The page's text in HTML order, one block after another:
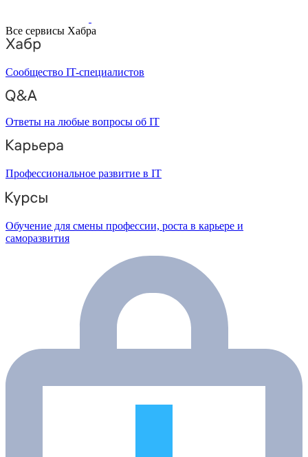
Все сервисы Хабра
Сообщество IT-специалистов
Ответы на любые вопросы об IT
Профессиональное развитие в IT
Обучение для смены профессии, роста в карьере и
саморазвития